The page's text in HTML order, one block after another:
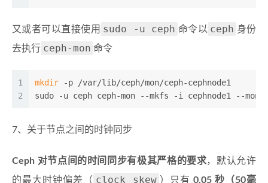
又或者可以直接使用 sudo -u ceph 命令以 ceph 身份
去执行 ceph-mon 命令
1
2
mkdir -p /var/lib/ceph/mon/ceph-cephnode1
sudo -u ceph ceph-mon --mkfs -i cephnode1 --
7、关于节点之间的时钟同步
Ceph 对节点间的时间同步有极其严格的要求，默认允许
的最大时钟偏差（ clock skew ）只有 0.05 秒（50毫